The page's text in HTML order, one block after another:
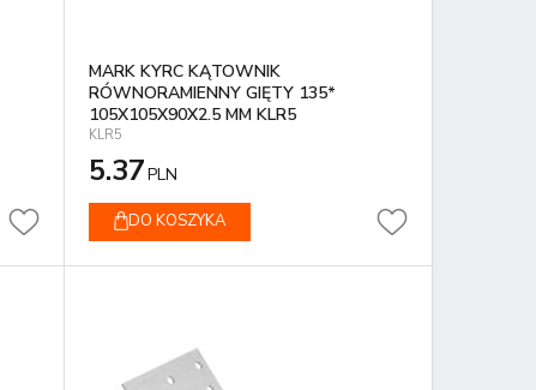
MARK KYRC KĄTOWNIK
RÓWNORAMIENNY GIĘTY 135*
105X105X90X2.5 MM KLR5
KLR5
5.37PLN
DO KOSZYKA